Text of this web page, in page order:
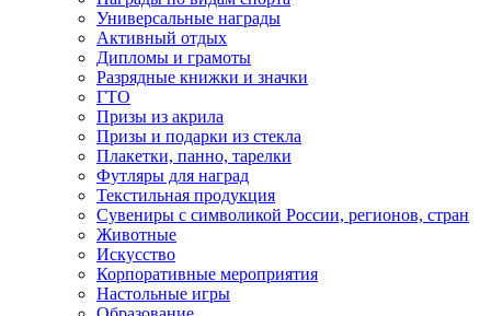
Универсальные награды
Активный отдых
Дипломы и грамоты
Разрядные книжки и значки
ГТО
Призы из акрила
Призы и подарки из стекла
Плакетки, панно, тарелки
Футляры для наград
Текстильная продукция
Сувениры с символикой России, регионов, стран
Животные
Искусство
Корпоративные мероприятия
Настольные игры